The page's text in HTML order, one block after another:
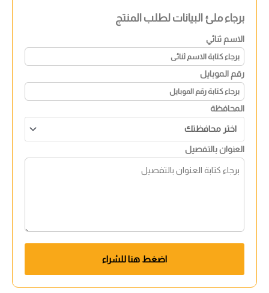
برجاء ملئ البيانات لطلب المنتج
الاسم ثنائي
رقم الموبايل
المحافظة
العنوان بالتفصيل
اضغط هنا للشراء